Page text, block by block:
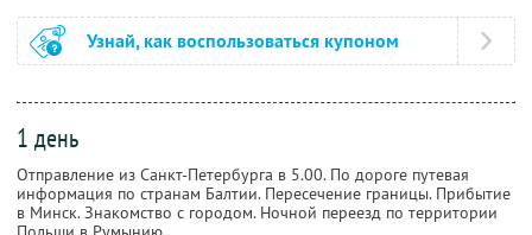
Узнай, как воспользоваться купоном
1 день
Отправление из Санкт-Петербурга в 5.00. По дороге путевая
информация по странам Балтии. Пересечение границы. Прибытие
в Минск. Знакомство с городом. Ночной переезд по территории